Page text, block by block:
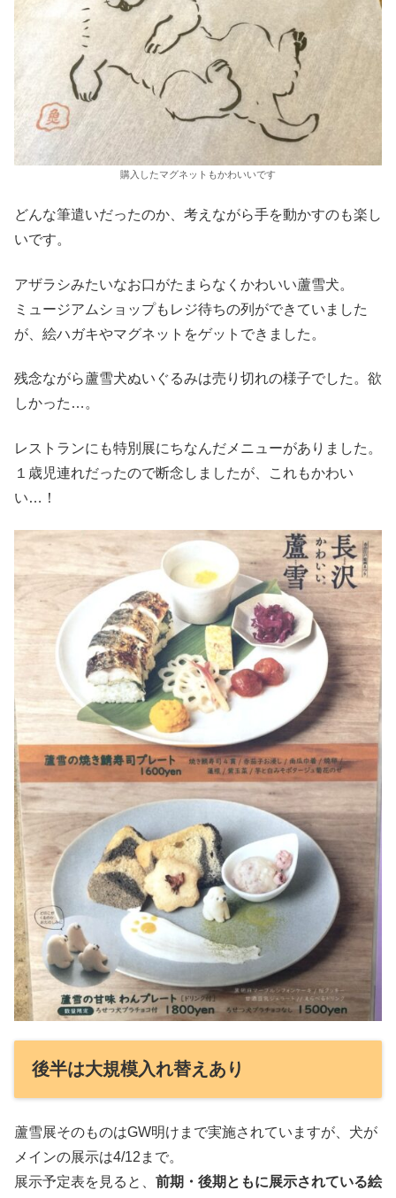
購入したマグネットもかわいいです
どんな筆遣いだったのか、考えながら手を動かすのも楽し
いです。
アザラシみたいなお口がたまらなくかわいい蘆雪犬。
ミュージアムショップもレジ待ちの列ができていました
が、絵ハガキやマグネットをゲットできました。
残念ながら蘆雪犬ぬいぐるみは売り切れの様子でした。欲
しかった…。
レストランにも特別展にちなんだメニューがありました。
１歳児連れだったので断念しましたが、これもかわい
い…！
後半は大規模入れ替えあり
蘆雪展そのものはGW明けまで実施されていますが、犬が
メインの展示は4/12まで。
展示予定表を見ると、 前期・後期ともに展示されている絵